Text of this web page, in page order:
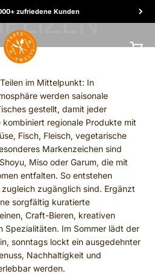
zufriedene Kunden
TasteTwelve
Cart
im Mittelpunkt: In
werden saisonale
gestellt, damit jeder
regionale Produkte mit
Fisch, Fleisch, vegetarische
Markenzeichen sind
Miso oder Garum, die mit
entfalten. So entstehen
zugänglich sind. Ergänzt
sorgfältig kuratierte
Craft-Bieren, kreativen
Spezialitäten. Im Sommer lädt der
sonntags lockt ein ausgedehnter
Nachhaltigkeit und
werden.